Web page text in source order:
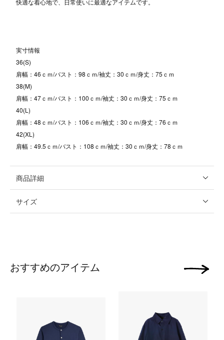
快適な着心地で、日常使いに最適なアイテムです。
実寸情報
36(S)
肩幅：46ｃｍ/バスト：98ｃｍ/袖丈：30ｃｍ/身丈：75ｃｍ
38(M)
肩幅：47ｃｍ/バスト：100ｃｍ/袖丈：30ｃｍ/身丈：75ｃｍ
40(L)
肩幅：48ｃｍ/バスト：106ｃｍ/袖丈：30ｃｍ/身丈：76ｃｍ
42(XL)
肩幅：49.5ｃｍ/バスト：108ｃｍ/袖丈：30ｃｍ/身丈：78ｃｍ
商品詳細
サイズ
おすすめのアイテム 次の画像